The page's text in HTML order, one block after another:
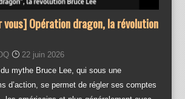
Opération dragon, la révolution
22 juin 2026
mythe Bruce Lee, qui sous une
d’action, se permet de régler ses comptes